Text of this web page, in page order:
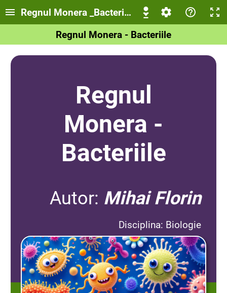
Regnul Monera _Bacteriile
Regnul Monera - Bacteriile
Regnul
Monera -
Bacteriile
Autor: Mihai Florin
Disciplina: Biologie